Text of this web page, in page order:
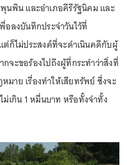
นพิน และอำเภอคีรีรัฐนิคม และ
อลงบันทึกประจำวันไว้ที่
ก็ไม่ประสงค์ที่จะดำเนินคดีกับผู้
จะขอร้องไปถึงผู้ที่กระทำว่าสิ่งที่
มาย เรื่องทำให้เสียทรัพย์ ซึ่งจะ
เกิน 1 หมื่นบาท หรือทั้งจำทั้ง